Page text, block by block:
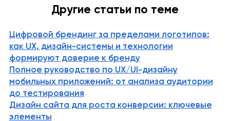
помогает рассказать ее по-новому.
Ключевые идеи👌 Ребрендинг — это…
Другие статьи по теме
Цифровой брендинг за пределами логотипов:
как UX, дизайн-системы и технологии
формируют доверие к бренду
Полное руководство по UX/UI-дизайну
мобильных приложений: от анализа аудитории
до тестирования
Дизайн сайта для роста конверсии: ключевые
элементы